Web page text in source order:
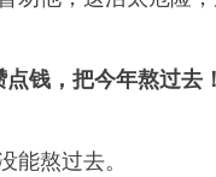
点钱，把今年熬过去
能熬过去。